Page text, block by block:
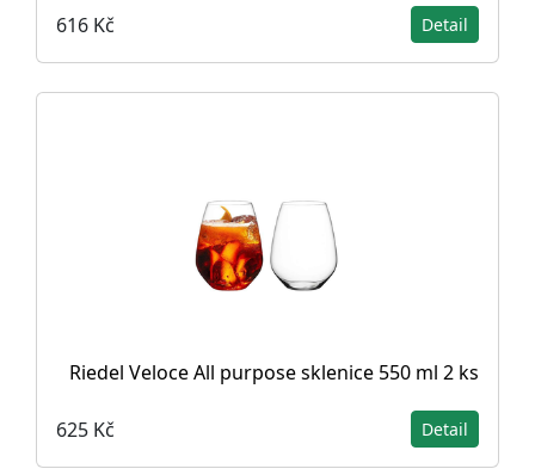
616 Kč Detail
Riedel Veloce All purpose sklenice 550 ml 2 ks
625 Kč Detail